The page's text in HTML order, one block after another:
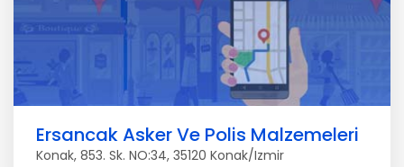
Ersancak Asker Ve Polis Malzemeleri
Konak, 853. Sk. NO:34, 35120 Konak/Izmir